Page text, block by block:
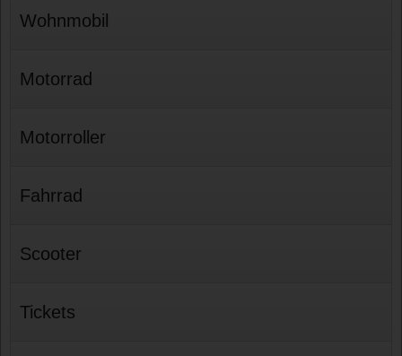
Wohnmobil
Motorrad
Motorroller
Fahrrad
Scooter
Tickets